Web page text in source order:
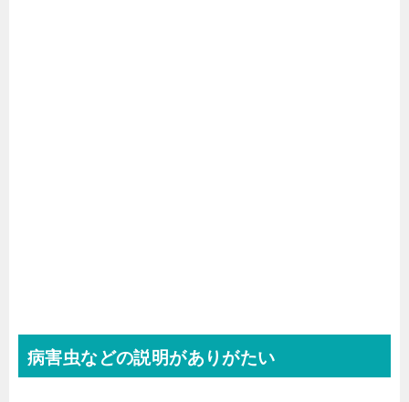
病害虫などの説明がありがたい